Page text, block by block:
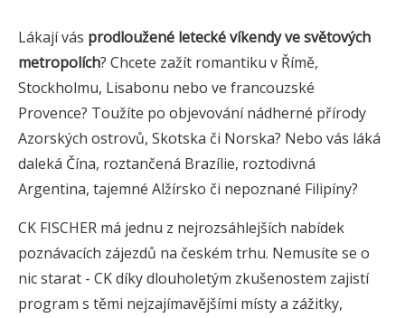
Lákají vás prodloužené letecké víkendy ve světových
metropolích? Chcete zažít romantiku v Římě,
Stockholmu, Lisabonu nebo ve francouzské
Provence? Toužíte po objevování nádherné přírody
Azorských ostrovů, Skotska či Norska? Nebo vás láká
daleká Čína, roztančená Brazílie, roztodivná
Argentina, tajemné Alžírsko či nepoznané Filipíny?
CK FISCHER má jednu z nejrozsáhlejších nabídek
poznávacích zájezdů na českém trhu. Nemusíte se o
nic starat - CK díky dlouholetým zkušenostem zajistí
program s těmi nejzajímavějšími místy a zážitky,